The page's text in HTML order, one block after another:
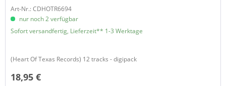
Art-Nr.: CDHOTR6694
nur noch 2 verfügbar
Sofort versandfertig, Lieferzeit** 1-3 Werktage
(Heart Of Texas Records) 12 tracks - digipack
18,95 €